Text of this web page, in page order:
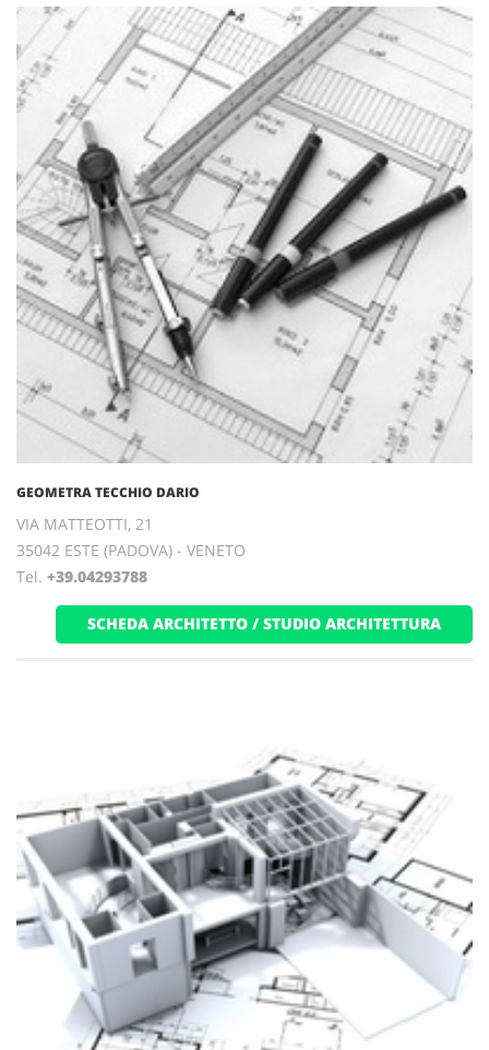
GEOMETRA TECCHIO DARIO
VIA MATTEOTTI, 21
35042 ESTE (PADOVA) - VENETO
Tel. +39.04293788
SCHEDA ARCHITETTO / STUDIO ARCHITETTURA